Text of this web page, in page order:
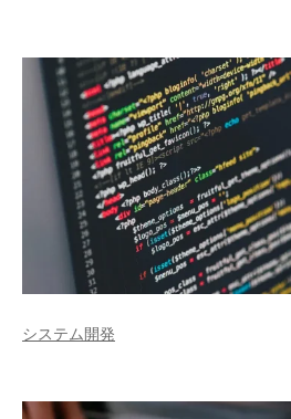
システム開発